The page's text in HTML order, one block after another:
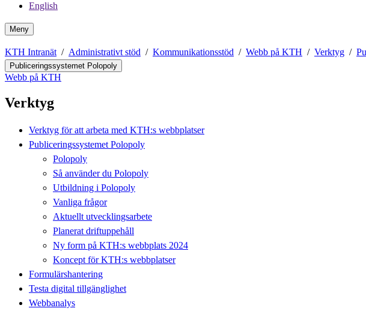
English
Meny
KTH Intranät Administrativt stöd Kommunikationsstöd Webb på KTH Verktyg
Publiceringssystemet Polopoly
Webb på KTH
Verktyg
Verktyg för att arbeta med KTH:s webbplatser
Publiceringssystemet Polopoly
Polopoly
Så använder du Polopoly
Utbildning i Polopoly
Vanliga frågor
Aktuellt utvecklingsarbete
Planerat driftuppehåll
Ny form på KTH:s webbplats 2024
Koncept för KTH:s webbplatser
Formulärshantering
Testa digital tillgänglighet
Webbanalys